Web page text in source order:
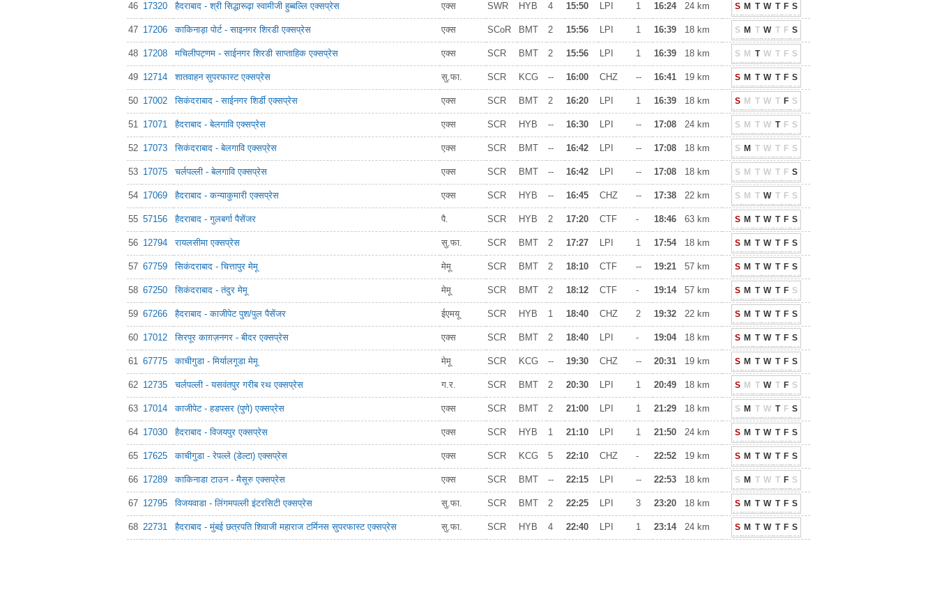
46 17320 हैदराबाद - श्री सिद्धारूढ़ा स्वामीजी हुब्बल्लि एक्सप्रेस एक्स SWR HYB 4 15:50 LPI 1 16:24 24 km S M T W T F S
47 17206 काकिनाड़ा पोर्ट - साइनगर शिरडी एक्सप्रेस एक्स SCoR BMT 2 15:56 LPI 1 16:39 18 km S M T W T F S
48 17208 मचिलीपट्णम - साईनगर शिरडी साप्ताहिक एक्सप्रेस एक्स SCR BMT 2 15:56 LPI 1 16:39 18 km S M T W T F S
49 12714 शातवाहन सुपरफास्ट एक्सप्रेस सु.फा. SCR KCG -- 16:00 CHZ -- 16:41 19 km S M T W T F S
50 17002 सिकंदराबाद - साईनगर शिर्डी एक्सप्रेस एक्स SCR BMT 2 16:20 LPI 1 16:39 18 km S M T W T F S
51 17071 हैदराबाद - बेलगावि एक्सप्रेस एक्स SCR HYB -- 16:30 LPI -- 17:08 24 km S M T W T F S
52 17073 सिकंदराबाद - बेलगावि एक्सप्रेस एक्स SCR BMT -- 16:42 LPI -- 17:08 18 km S M T W T F S
53 17075 चर्लपल्ली - बेलगावि एक्सप्रेस एक्स SCR BMT -- 16:42 LPI -- 17:08 18 km S M T W T F S
54 17069 हैदराबाद - कन्याकुमारी एक्सप्रेस एक्स SCR HYB -- 16:45 CHZ -- 17:38 22 km S M T W T F S
55 57156 हैदराबाद - गुलबर्गा पैसेंजर पै. SCR HYB 2 17:20 CTF - 18:46 63 km S M T W T F S
56 12794 रायलसीमा एक्सप्रेस सु.फा. SCR BMT 2 17:27 LPI 1 17:54 18 km S M T W T F S
57 67759 सिकंदराबाद - चित्तापुर मेमू मेमू SCR BMT 2 18:10 CTF -- 19:21 57 km S M T W T F S
58 67250 सिकंदराबाद - तंदुर मेमू मेमू SCR BMT 2 18:12 CTF - 19:14 57 km S M T W T F S
59 67266 हैदराबाद - काजीपेट पुश/पुल पैसेंजर ईएमयू SCR HYB 1 18:40 CHZ 2 19:32 22 km S M T W T F S
60 17012 सिरपूर काग़ज़नगर - बीदर एक्सप्रेस एक्स SCR BMT 2 18:40 LPI - 19:04 18 km S M T W T F S
61 67775 काचीगुडा - मिर्यालगूडा मेमू मेमू SCR KCG -- 19:30 CHZ -- 20:31 19 km S M T W T F S
62 12735 चर्लपल्ली - यसवंतपुर गरीब रथ एक्सप्रेस ग.र. SCR BMT 2 20:30 LPI 1 20:49 18 km S M T W T F S
63 17014 काजीपेट - हडपसर (पुणे) एक्सप्रेस एक्स SCR BMT 2 21:00 LPI 1 21:29 18 km S M T W T F S
64 17030 हैदराबाद - विजयपुर एक्सप्रेस एक्स SCR HYB 1 21:10 LPI 1 21:50 24 km S M T W T F S
65 17625 काचीगुडा - रेपल्ले (डेल्टा) एक्सप्रेस एक्स SCR KCG 5 22:10 CHZ - 22:52 19 km S M T W T F S
66 17289 काकिनाडा टाउन - मैसूरु एक्सप्रेस एक्स SCR BMT -- 22:15 LPI -- 22:53 18 km S M T W T F S
67 12795 विजयवाडा - लिंगमपल्ली इंटरसिटी एक्सप्रेस सु.फा. SCR BMT 2 22:25 LPI 3 23:20 18 km S M T W T F S
68 22731 हैदराबाद - मुंबई छत्रपति शिवाजी महाराज टर्मिनस सुपरफास्ट एक्सप्रेस सु.फा. SCR HYB 4 22:40 LPI 1 23:14 24 km S M T W T F S